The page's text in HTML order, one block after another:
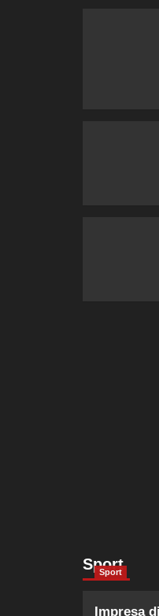
Sport
Sport
Impresa